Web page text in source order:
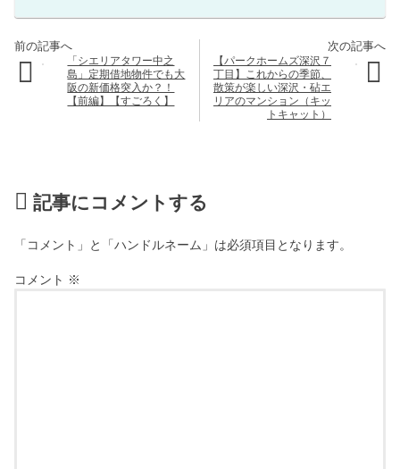
「シエリアタワー中之
島」定期借地物件でも大
阪の新価格突入か？！
【前編】【すごろく】
【パークホームズ深沢７
丁目】これからの季節、
散策が楽しい深沢・砧エ
リアのマンション（キッ
トキャット）
記事にコメントする
「コメント」と「ハンドルネーム」は必須項目となります。
コメント ※